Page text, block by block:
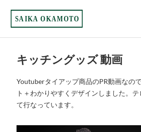
SAIKA OKAMOTO
キッチングッズ 動画
Youtuberタイアップ商品のPR動画なの
ト＋わかりやすくデザインしました。
て行なっています。